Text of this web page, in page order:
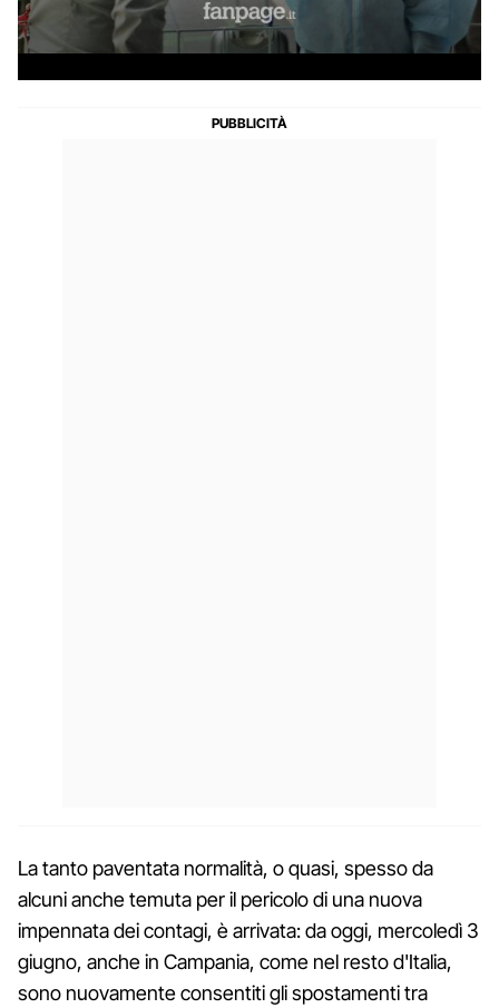
La tanto paventata normalità, o quasi, spesso da
alcuni anche temuta per il pericolo di una nuova
impennata dei contagi, è arrivata: da oggi, mercoledì 3
giugno, anche in Campania, come nel resto d'Italia,
sono nuovamente consentiti gli spostamenti tra